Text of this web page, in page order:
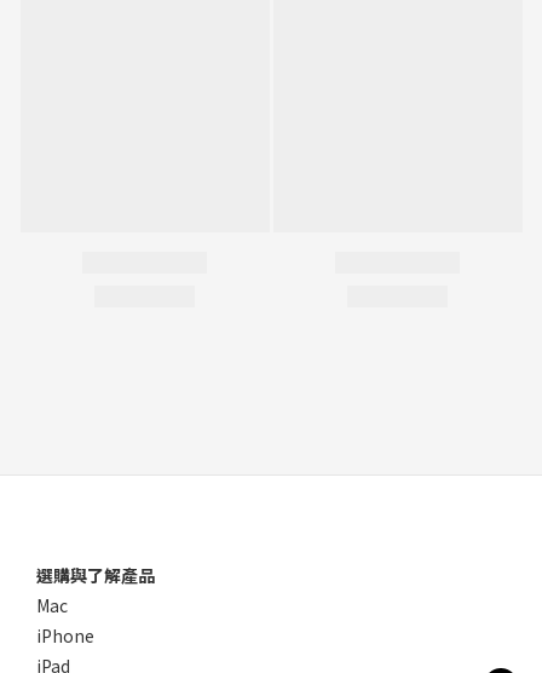
選購與了解產品
Mac
iPhone
iPad